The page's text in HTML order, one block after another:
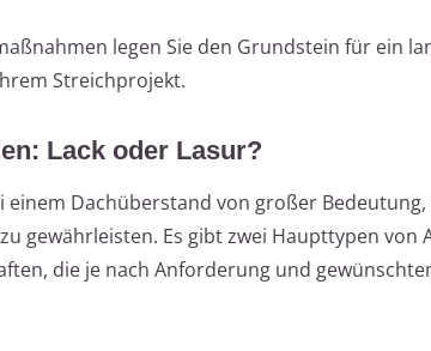
legen Sie den Grundstein für ein
Streichprojekt.
Lack oder Lasur?
einem Dachüberstand von großer
gewährleisten. Es gibt zwei Haupttypen von
die je nach Anforderung und